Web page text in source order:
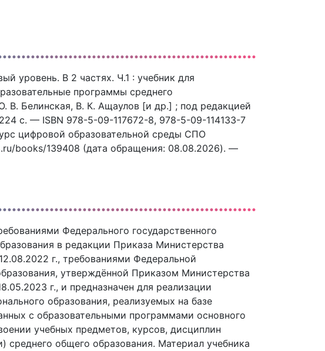
уровень. В 2 частях. Ч.1 : учебник для
программы среднего
В. Белинская, В. К. Ащаулов [и др.] ; под редакцией
c. — ISBN 978-5-09-117672-8, 978-5-09-114133-7
цифровой образовательной среды СПО
books/139408 (дата обращения: 08.08.2026). —
Федерального государственного
в редакции Приказа Министерства
г., требованиями Федеральной
утверждённой Приказом Министерства
г., и предназначен для реализации
образования, реализуемых на базе
с образовательными программами основного
учебных предметов, курсов, дисциплин
общего образования. Материал учебника